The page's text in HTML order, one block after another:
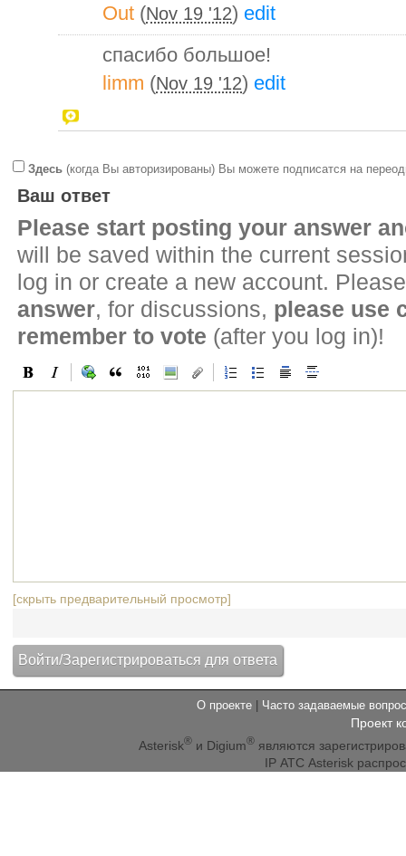
Out (Nov 19 '12) edit
спасибо большое!
limm (Nov 19 '12) edit
Здесь (когда Вы авторизированы) Вы можете подписатся на
Ваш ответ
Please start posting your answer
will be saved within the current
log in or create a new account.
answer, for discussions, please use
remember to vote (after you log in)!
[скрыть предварительный просмотр]
О проекте Часто задаваемые
Проект
Asterisk® и Digium® являются
IP АТС Asterisk